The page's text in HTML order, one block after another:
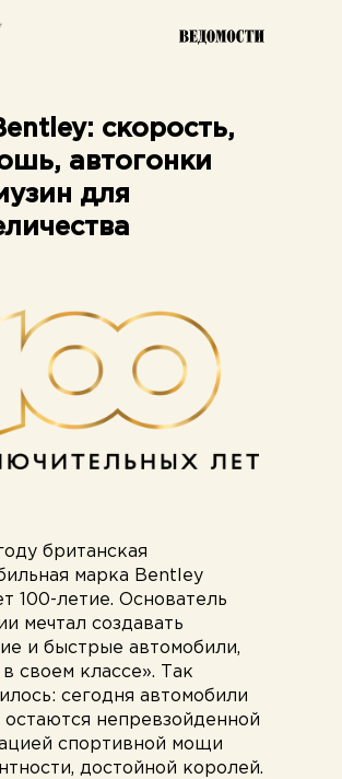
скорость,
автогонки
для
британская
марка Bentley
100-летие. Основатель
мечтал создавать
и быстрые автомобили,
своем классе». Так
сегодня автомобили
остаются непревзойденной
спортивной мощи
достойной королей.